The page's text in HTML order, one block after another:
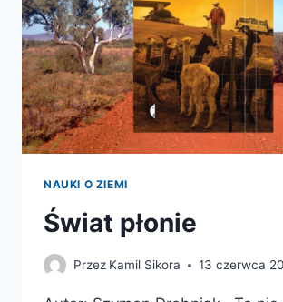
NAUKI O ZIEMI
Świat płonie
Przez Kamil Sikora 13 czerwca